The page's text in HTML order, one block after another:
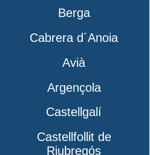
Berga
Cabrera d´Anoia
Avià
Argençola
Castellgalí
Castellfollit de
Riubregós